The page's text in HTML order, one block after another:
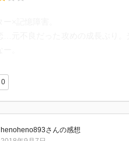
0
henoheno893さんの感想